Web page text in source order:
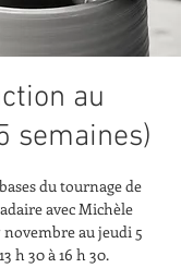
au
semaines)
du tournage de
avec Michèle
novembre au jeudi 5
h 30 à 16 h 30.